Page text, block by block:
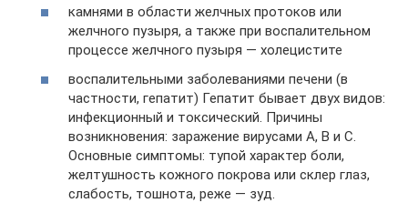
камнями в области желчных протоков или
желчного пузыря, а также при воспалительном
процессе желчного пузыря — холецистите
воспалительными заболеваниями печени (в
частности, гепатит) Гепатит бывает двух видов:
инфекционный и токсический. Причины
возникновения: заражение вирусами А, В и С.
Основные симптомы: тупой характер боли,
желтушность кожного покрова или склер глаз,
слабость, тошнота, реже — зуд.